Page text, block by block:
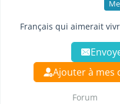
Français qui aimerait
Ajouter à mes
Forum